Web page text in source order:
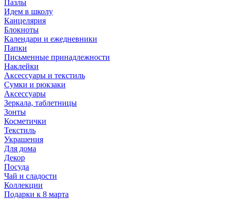
Пазлы
Идем в школу
Канцелярия
Блокноты
Календари и ежедневники
Папки
Письменные принадлежности
Наклейки
Аксессуары и текстиль
Сумки и рюкзаки
Аксессуары
Зеркала, таблетницы
Зонты
Косметички
Текстиль
Украшения
Для дома
Декор
Посуда
Чай и сладости
Коллекции
Подарки к 8 марта